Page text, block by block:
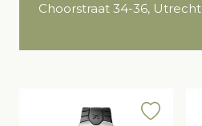
Choorstraat 34-36, Utrecht